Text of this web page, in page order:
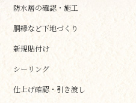
防水層の確認・施工
胴縁など下地づくり
新規貼付け
シーリング
仕上げ確認・引き渡し